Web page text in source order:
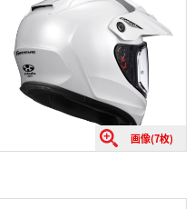
画像(7枚)